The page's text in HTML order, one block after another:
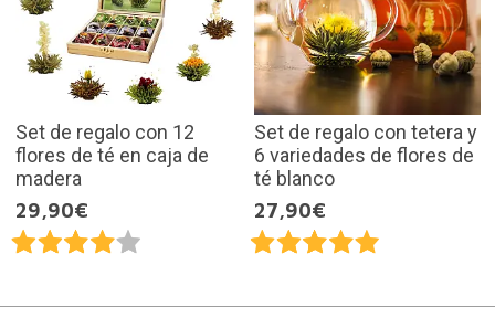
Set de regalo con 12
flores de té en caja de
madera
29,90€
Set de regalo con tetera y
6 variedades de flores de
té blanco
27,90€